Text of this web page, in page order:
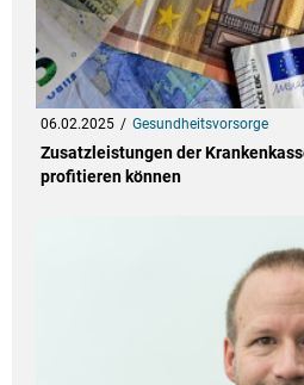
06.02.2025 Gesundheitsvorsorge
Zusatzleistungen der
profitieren können